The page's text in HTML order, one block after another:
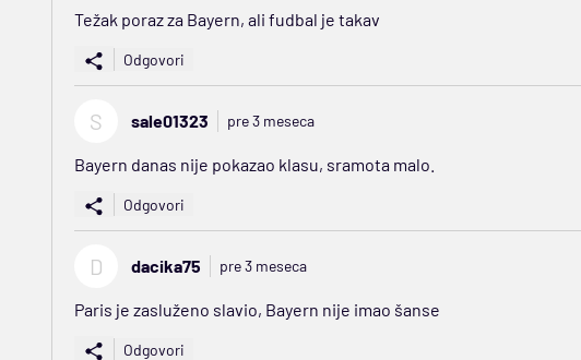
Težak poraz za Bayern, ali fudbal je takav
Odgovori
S sale01323 pre 3 meseca
Bayern danas nije pokazao klasu, sramota malo.
Odgovori
D dacika75 pre 3 meseca
Paris je zasluženo slavio, Bayern nije imao šanse
Odgovori